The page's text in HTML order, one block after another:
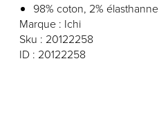
98% coton, 2% élasthanne
Marque : Ichi
Sku : 20122258
ID : 20122258